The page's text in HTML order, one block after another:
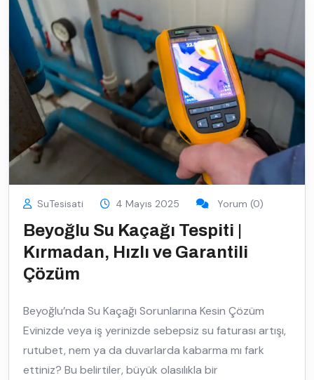
SuTesisati 4 Mayıs 2025 Yorum (0)
Beyoğlu Su Kaçağı Tespiti |
Kırmadan, Hızlı ve Garantili
Çözüm
Beyoğlu’nda Su Kaçağı Sorunlarına Kesin Çözüm
Evinizde veya iş yerinizde sebepsiz su faturası artışı,
rutubet, nem ya da duvarlarda kabarma mı fark
ettiniz? Bu belirtiler, büyük olasılıkla bir